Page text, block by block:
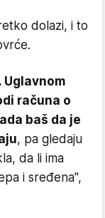
dolazi, i to
Uglavnom
računa o
baš da je
, pa gledaju
da li ima
i sređena",